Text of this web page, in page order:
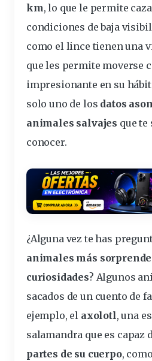
km, lo que le permite
condiciones de baja
como el lince tienen una
que les permite moverse
impresionante en su
solo uno de los datos
animales salvajes que
conocer.
¿Alguna vez te has
animales más
curiosidades? Algunos
sacados de un cuento de
ejemplo, el axolotl, una
salamandra que es capaz
partes de su cuerpo,